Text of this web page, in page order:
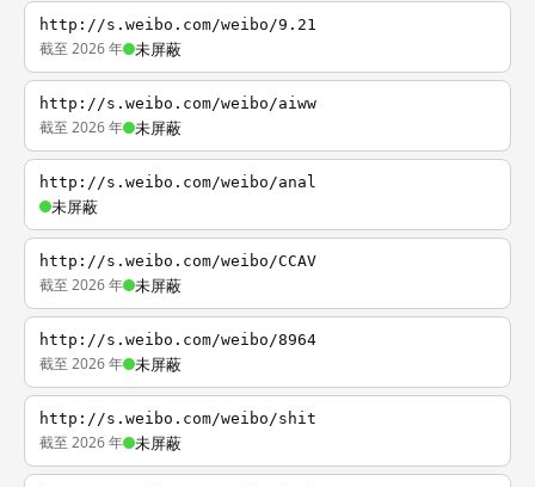
http://s.weibo.com/weibo/9.21
截至 2026 年 未屏蔽
http://s.weibo.com/weibo/aiww
截至 2026 年 未屏蔽
http://s.weibo.com/weibo/anal
未屏蔽
http://s.weibo.com/weibo/CCAV
截至 2026 年 未屏蔽
http://s.weibo.com/weibo/8964
截至 2026 年 未屏蔽
http://s.weibo.com/weibo/shit
截至 2026 年 未屏蔽